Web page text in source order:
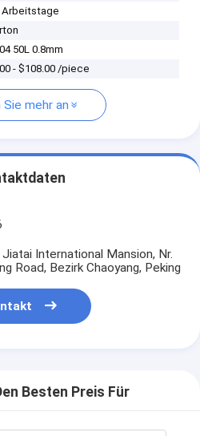
Arbeitstage
50L 0.8mm
- $108.00 /piece
Sie mehr an
International Mansion, Nr.
Road, Bezirk Chaoyang, Peking
Besten Preis Für